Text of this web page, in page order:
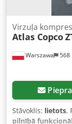
Warszawa 568
Virzuļa
Atlas Copco
Stāvoklis: lietots,
pilnībā